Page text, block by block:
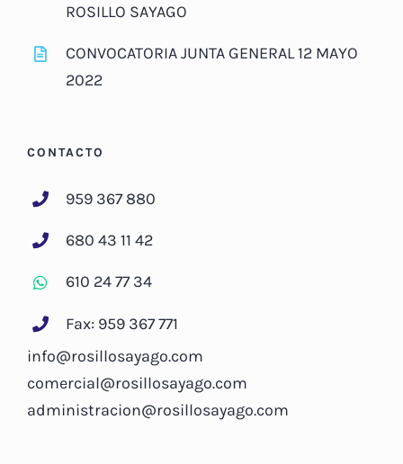
ROSILLO SAYAGO
CONVOCATORIA JUNTA GENERAL 12 MAYO
2022
CONTACTO
959 367 880
680 43 11 42
610 24 77 34
Fax: 959 367 771
info@rosillosayago.com
comercial@rosillosayago.com
administracion@rosillosayago.com